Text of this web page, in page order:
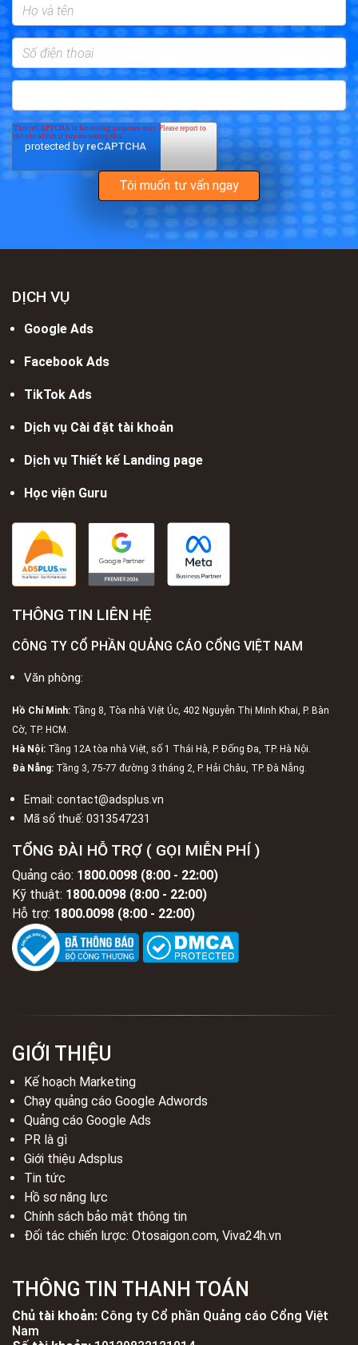
DỊCH VỤ
Google Ads
Facebook Ads
TikTok Ads
Dịch vụ Cài đặt tài khoản
Dịch vụ Thiết kế Landing page
Học viện Guru
THÔNG TIN LIÊN HỆ
CÔNG TY CỔ PHẦN QUẢNG CÁO CỔNG VIỆT NAM
Văn phòng:
Hồ Chí Minh: Tầng 8, Tòa nhà Việt Úc, 402 Nguyễn Thị Minh Khai, P. Bàn
Cờ, TP. HCM.
Hà Nội: Tầng 12A tòa nhà Việt, số 1 Thái Hà, P. Đống Đa, TP. Hà Nội.
Đà Nẵng: Tầng 3, 75-77 đường 3 tháng 2, P. Hải Châu, TP. Đà Nẵng.
Email: contact@adsplus.vn
Mã số thuế: 0313547231
TỔNG ĐÀI HỖ TRỢ ( GỌI MIỄN PHÍ )
Quảng cáo: 1800.0098 (8:00 - 22:00)
Kỹ thuật: 1800.0098 (8:00 - 22:00)
Hỗ trợ: 1800.0098 (8:00 - 22:00)
GIỚI THIỆU
Kế hoạch Marketing
Chạy quảng cáo Google Adwords
Quảng cáo Google Ads
PR là gì
Giới thiệu Adsplus
Tin tức
Hồ sơ năng lực
Chính sách bảo mật thông tin
Đối tác chiến lược: Otosaigon.com, Viva24h.vn
THÔNG TIN THANH TOÁN
Chủ tài khoản: Công ty Cổ phần Quảng cáo Cổng Việt
Nam